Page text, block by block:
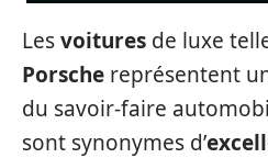
Lesvoitures de luxe
Porsche représentent
du savoir-faire
sont synonymes d’